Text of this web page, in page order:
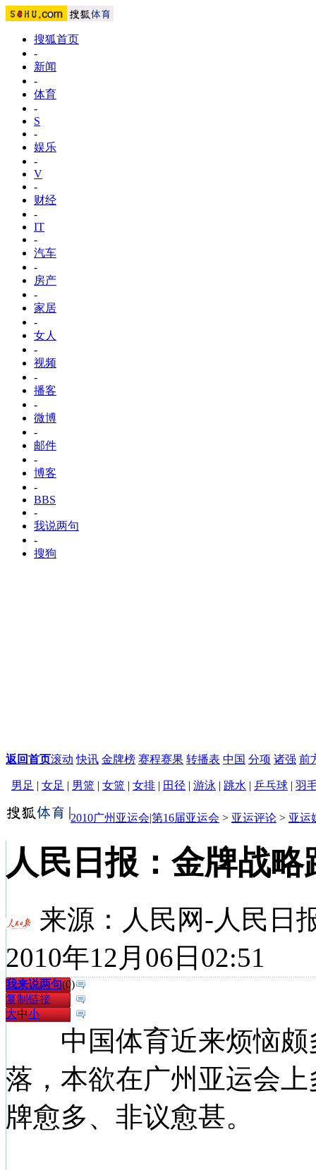
搜狐首页
-
新闻
-
体育
-
S
-
娱乐
-
V
-
财经
-
IT
-
汽车
-
房产
-
家居
-
女人
-
视频
-
播客
-
微博
-
邮件
-
博客
-
BBS
-
我说两句
-
搜狗
返回首页滚动 快讯 金牌榜 赛程赛果 转播表 中国 分项 诸强 前
男足 | 女足 | 男篮 | 女篮 | 女排 | 田径 | 游泳 | 跳水 | 乒乓球 | 羽
2010广州亚运会|第16届亚运会 > 亚运评论 > 亚运
人民日报：金牌战略
来源： 人民网-人民日
2010年12月06日02:51
我来说两句(0)
复制链接
大中小
中国体育近来烦恼颇
落，本欲在广州亚运会
牌愈多、非议愈甚。